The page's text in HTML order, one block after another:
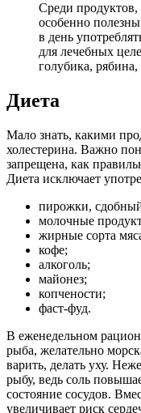
Среди
особенно
в день
для лечебных
голубика, рябина,
Диета
Мало знать, какими
холестерина. Важно
запрещена, как
Диета исключает
пирожки,
молочные
жирные сорта
кофе;
алкоголь;
майонез;
копчености;
фаст-фуд.
В еженедельном
рыба, желательно
варить, делать уху.
рыбу, ведь соль
состояние сосудов.
увеличивает риск